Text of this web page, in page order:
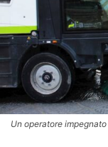
Un operatore